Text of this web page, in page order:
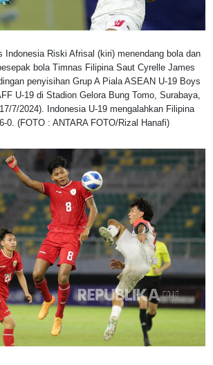
Indonesia Riski Afrisal (kiri) menendang bola dan
bola Timnas Filipina Saut Cyrelle James
penyisihan Grup A Piala ASEAN U-19 Boys
U-19 di Stadion Gelora Bung Tomo, Surabaya,
7/2024). Indonesia U-19 mengalahkan Filipina
0. (FOTO : ANTARA FOTO/Rizal Hanafi)